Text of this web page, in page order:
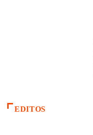
EDITOS